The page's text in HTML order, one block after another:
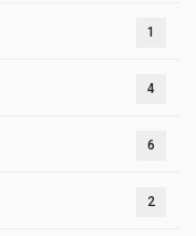
1
4
6
2